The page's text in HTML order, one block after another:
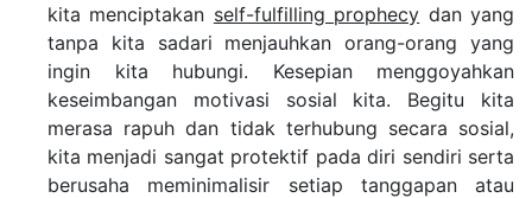
kita menciptakan self-fulfilling prophecy dan yang
tanpa kita sadari menjauhkan orang-orang yang
ingin kita hubungi. Kesepian menggoyahkan
keseimbangan motivasi sosial kita. Begitu kita
merasa rapuh dan tidak terhubung secara sosial,
kita menjadi sangat protektif pada diri sendiri serta
berusaha meminimalisir setiap tanggapan atau